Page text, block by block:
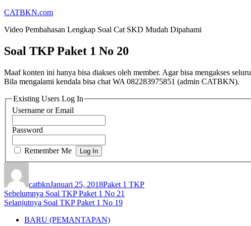
Lompat
konten
CATBKN.com
Video Pembahasan Lengkap Soal Cat SKD Mudah Dipahami
Soal TKP Paket 1 No 20
Maaf konten ini hanya bisa diakses oleh member. Agar bisa mengakses
Bila mengalami kendala bisa chat WA 082283975851 (admin CATBKN).
Existing Users Log In
Username or Email
Password
Remember Me
catbknJanuari 25, 2018Paket 1 TKP
Navigasi
pos
Sebelumnya Pos
sebelumnya:
Soal TKP Paket 1 No 21
Selanjutnya Pos
Soal TKP Paket 1 No 19
BARU (PEMANTAPAN)